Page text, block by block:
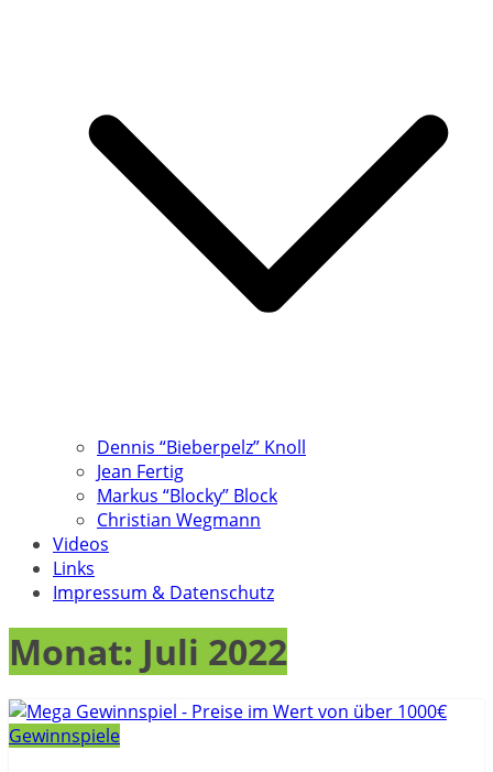
Dennis “Bieberpelz” Knoll
Jean Fertig
Markus “Blocky” Block
Christian Wegmann
Videos
Links
Impressum & Datenschutz
Monat: Juli 2022
Gewinnspiele